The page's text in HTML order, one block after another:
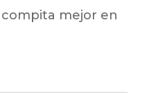
mejor en